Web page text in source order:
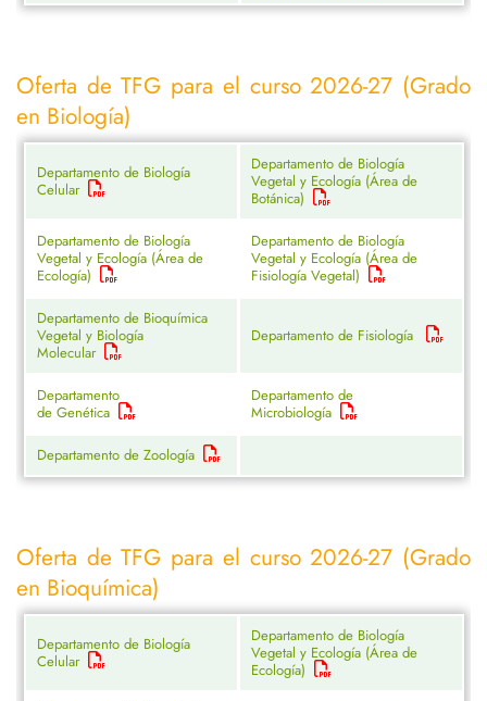
Oferta de TFG para el curso 2026-27 (Grado
en Biología)
Departamento de Biología
Celular
Departamento de Biología
Vegetal y Ecología (Área de
Botánica)
Departamento de Biología
Vegetal y Ecología (Área de
Ecología)
Departamento de Biología
Vegetal y Ecología (Área de
Fisiología Vegetal)
Departamento de Bioquímica
Vegetal y Biología
Molecular
Departamento de Fisiología
Departamento
de Genética
Departamento de
Microbiología
Departamento de Zoología
Oferta de TFG para el curso 2026-27 (Grado
en Bioquímica)
Departamento de Biología
Celular
Departamento de Biología
Vegetal y Ecología (Área de
Ecología)